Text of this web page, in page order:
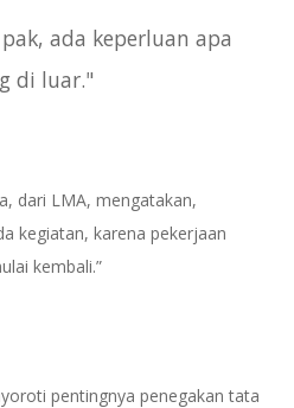
ada keperluan apa
di luar."
dari LMA, mengatakan,
kegiatan, karena pekerjaan
kembali.”
pentingnya penegakan tata